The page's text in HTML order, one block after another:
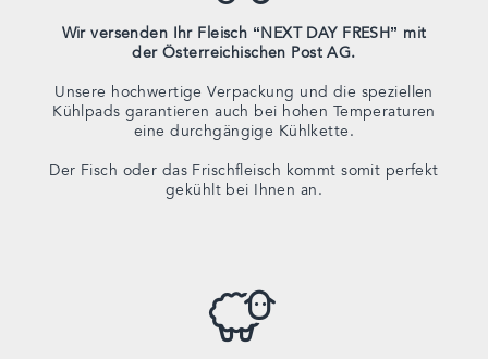
Wir versenden Ihr Fleisch “NEXT DAY FRESH” mit
der Österreichischen Post AG.
Unsere hochwertige Verpackung und die speziellen
Kühlpads garantieren auch bei hohen Temperaturen
eine durchgängige Kühlkette.
Der Fisch oder das Frischfleisch kommt somit perfekt
gekühlt bei Ihnen an.